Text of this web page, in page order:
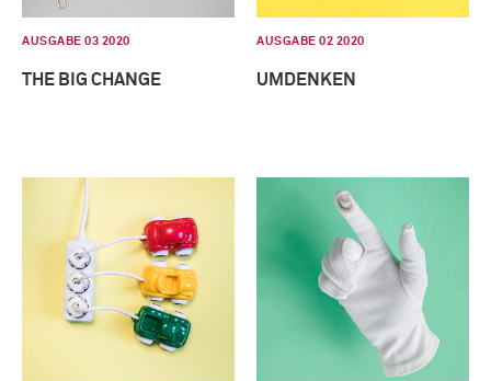
AUSGABE 03 2020
THE BIG CHANGE
AUSGABE 02 2020
UMDENKEN